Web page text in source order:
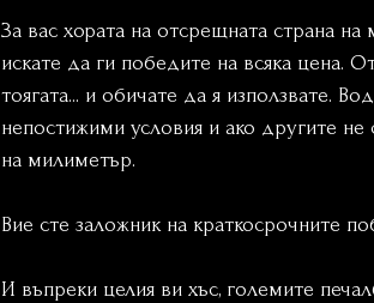
За вас хората на отсрещната страна
искате да ги победите на всяка цена.
тоягата... и обичате да я използвате.
непостижими условия и ако другите не
на милиметър.
Вие сте заложник на краткосрочните
И въпреки целия ви хъс, големите